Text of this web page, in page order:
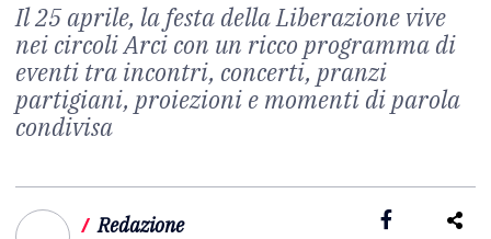
Il 25 aprile, la festa della Liberazione vive
nei circoli Arci con un ricco programma di
eventi tra incontri, concerti, pranzi
partigiani, proiezioni e momenti di parola
condivisa
/ Redazione